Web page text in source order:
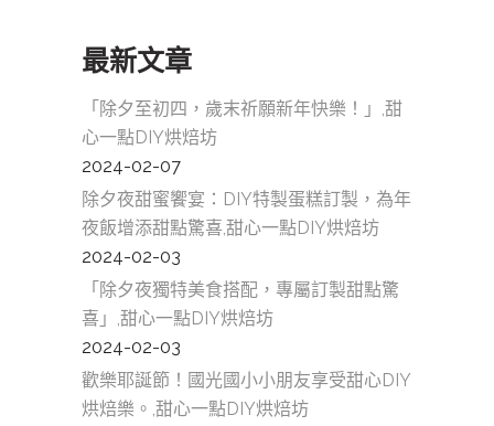
最新文章
「除夕至初四，歲末祈願新年快樂！」,甜
心一點DIY烘焙坊
2024-02-07
除夕夜甜蜜饗宴：DIY特製蛋糕訂製，為年
夜飯增添甜點驚喜,甜心一點DIY烘焙坊
2024-02-03
「除夕夜獨特美食搭配，專屬訂製甜點驚
喜」,甜心一點DIY烘焙坊
2024-02-03
歡樂耶誕節！國光國小小朋友享受甜心DIY
烘焙樂。,甜心一點DIY烘焙坊